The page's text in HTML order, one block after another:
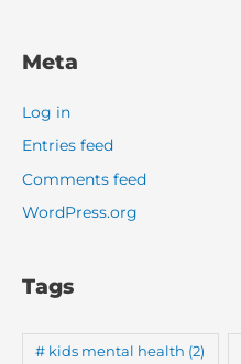
Meta
Log in
Entries feed
Comments feed
WordPress.org
Tags
# kids mental health (2)